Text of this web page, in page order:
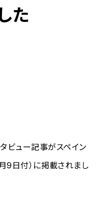
た
ビュー記事がスペイン
9日付）に掲載されまし